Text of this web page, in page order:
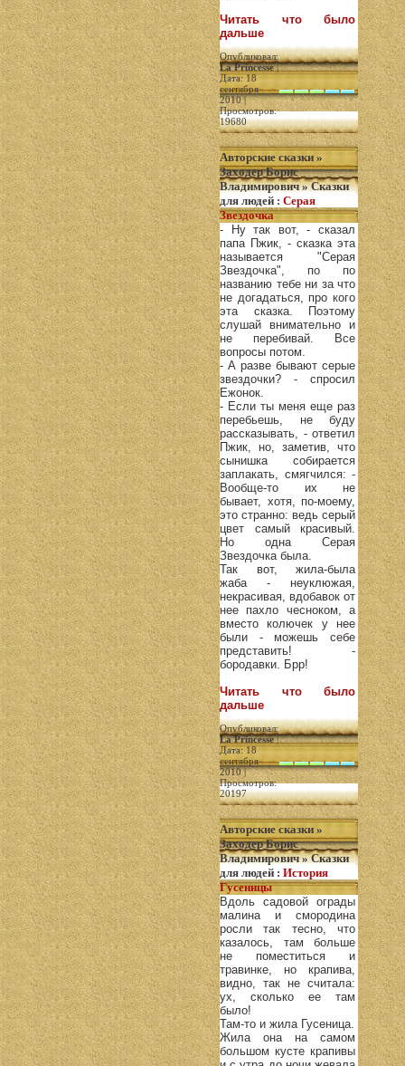
Читать что было
дальше
Опубликовал:
La Princesse|
Дата: 18
сентября
2010 |
Просмотров:
19680
Авторские сказки »
Заходер Борис
Владимирович»Сказки
для людей : Серая
Звездочка
- Ну так вот, - сказал
папа Пжик, - сказка эта
называется "Серая
Звездочка", по по
названию тебе ни за что
не догадаться, про кого
эта сказка. Поэтому
слушай внимательно и
не перебивай. Все
вопросы потом.
- А разве бывают серые
звездочки? - спросил
Ежонок.
- Если ты меня еще раз
перебьешь, не буду
рассказывать, - ответил
Пжик, но, заметив, что
сынишка собирается
заплакать, смягчился: -
Вообще-то их не
бывает, хотя, по-моему,
это странно: ведь серый
цвет самый красивый.
Но одна Серая
Звездочка была.
Так вот, жила-была
жаба - неуклюжая,
некрасивая, вдобавок от
нее пахло чесноком, а
вместо колючек у нее
были - можешь себе
представить! -
бородавки. Брр!
Читать что было
дальше
Опубликовал:
La Princesse|
Дата: 18
сентября
2010 |
Просмотров:
20197
Авторские сказки »
Заходер Борис
Владимирович»Сказки
для людей : История
Гусеницы
Вдоль садовой ограды
малина и смородина
росли так тесно, что
казалось, там больше
не поместиться и
травинке, но крапива,
видно, так не считала:
ух, сколько ее там
было!
Там-то и жила Гусеница.
Жила она на самом
большом кусте крапивы